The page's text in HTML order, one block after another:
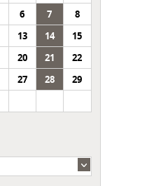
6 7
8
13 14
15
20 21
22
27 28
29